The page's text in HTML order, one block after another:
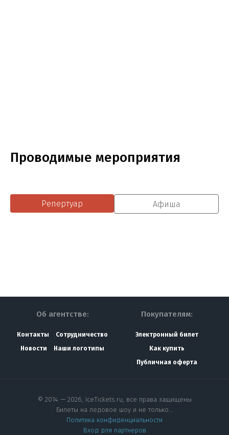
Проводимые мероприятия
Репертуар Афиша
Об агентстве:
Контакты
Сотрудничество
Новости
Наши логотипы
Покупателям:
Электронный билет
Как купить
Публичная оферта
© 2014 — 2026, IceTickets.ru, все права защищены
Билеты на ледовое шоу и не только…
Политика конфиденциальности
Вход для партнеров